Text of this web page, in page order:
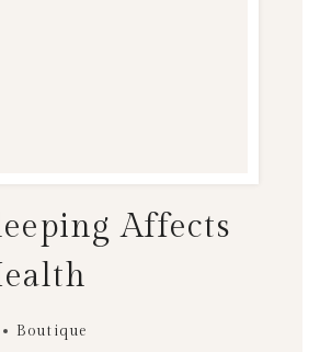
Affects
Boutique